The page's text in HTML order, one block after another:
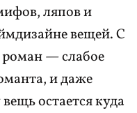
ляпов и
вещей. С
роман — слабое
и даже
остается куда